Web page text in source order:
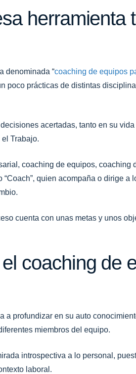
herramienta
denominada “coaching de equipos
poco prácticas de distintas
acertadas, tanto en su
Trabajo.
coaching de equipos, coaching
quien acompaña o dirige a
cuenta con unas metas y unos
coaching de
a profundizar en su auto
miembros del equipo.
introspectiva a lo personal,
laboral.